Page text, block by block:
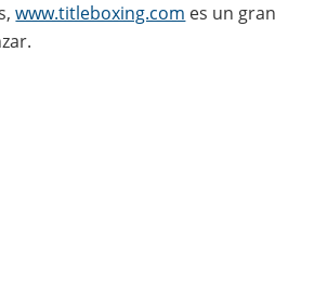
www.titleboxing.com es un gran